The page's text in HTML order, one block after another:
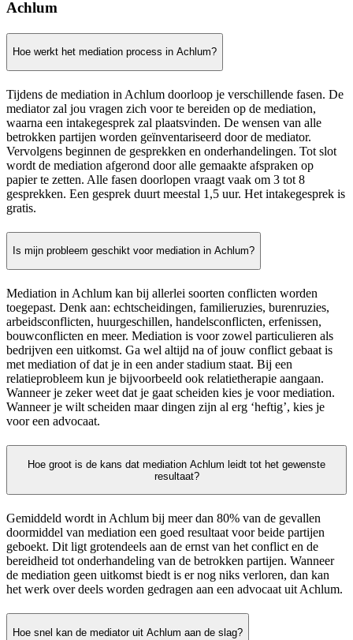
Achlum
Hoe werkt het mediation process in Achlum?
Tijdens de mediation in Achlum doorloop je verschillende fasen. De
mediator zal jou vragen zich voor te bereiden op de mediation,
waarna een intakegesprek zal plaatsvinden. De wensen van alle
betrokken partijen worden geïnventariseerd door de mediator.
Vervolgens beginnen de gesprekken en onderhandelingen. Tot slot
wordt de mediation afgerond door alle gemaakte afspraken op
papier te zetten. Alle fasen doorlopen vraagt vaak om 3 tot 8
gesprekken. Een gesprek duurt meestal 1,5 uur. Het intakegesprek is
gratis.
Is mijn probleem geschikt voor mediation in Achlum?
Mediation in Achlum kan bij allerlei soorten conflicten worden
toegepast. Denk aan: echtscheidingen, familieruzies, burenruzies,
arbeidsconflicten, huurgeschillen, handelsconflicten, erfenissen,
bouwconflicten en meer. Mediation is voor zowel particulieren als
bedrijven een uitkomst. Ga wel altijd na of jouw conflict gebaat is
met mediation of dat je in een ander stadium staat. Bij een
relatieprobleem kun je bijvoorbeeld ook relatietherapie aangaan.
Wanneer je zeker weet dat je gaat scheiden kies je voor mediation.
Wanneer je wilt scheiden maar dingen zijn al erg ‘heftig’, kies je
voor een advocaat.
Hoe groot is de kans dat mediation Achlum leidt tot het gewenste
resultaat?
Gemiddeld wordt in Achlum bij meer dan 80% van de gevallen
doormiddel van mediation een goed resultaat voor beide partijen
geboekt. Dit ligt grotendeels aan de ernst van het conflict en de
bereidheid tot onderhandeling van de betrokken partijen. Wanneer
de mediation geen uitkomst biedt is er nog niks verloren, dan kan
het werk over deels worden gedragen aan een advocaat uit Achlum.
Hoe snel kan de mediator uit Achlum aan de slag?